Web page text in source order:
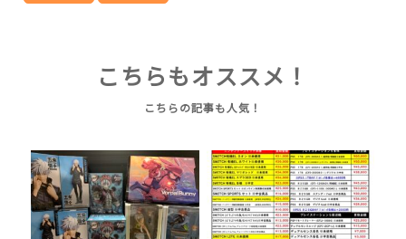
こちらもオススメ！